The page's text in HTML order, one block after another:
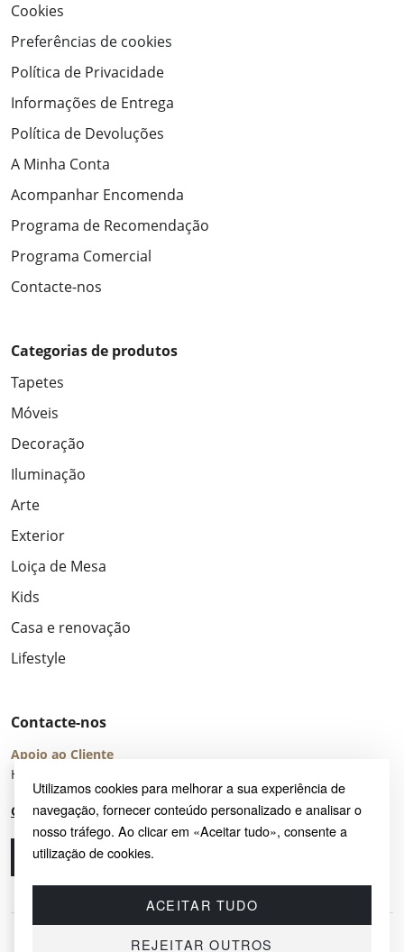
Utilizamos cookies para melhorar a sua experiência de
navegação, fornecer conteúdo personalizado e analisar o
nosso tráfego. Ao clicar em «Aceitar tudo», consente a
utilização de cookies.
ACEITAR TUDO
REJEITAR OUTROS
Cookies
Preferências de cookies
Política de Privacidade
Informações de Entrega
Política de Devoluções
A Minha Conta
Acompanhar Encomenda
Programa de Recomendação
Programa Comercial
Contacte-nos
Categorias de produtos
Tapetes
Móveis
Decoração
Iluminação
Arte
Exterior
Loiça de Mesa
Kids
Casa e renovação
Lifestyle
Contacte-nos
Apoio ao Cliente
Horário de Atendimento: seg – sex 8:00 – 16:00 (UTC+2)
Centro de Ajuda
Ligue-nos